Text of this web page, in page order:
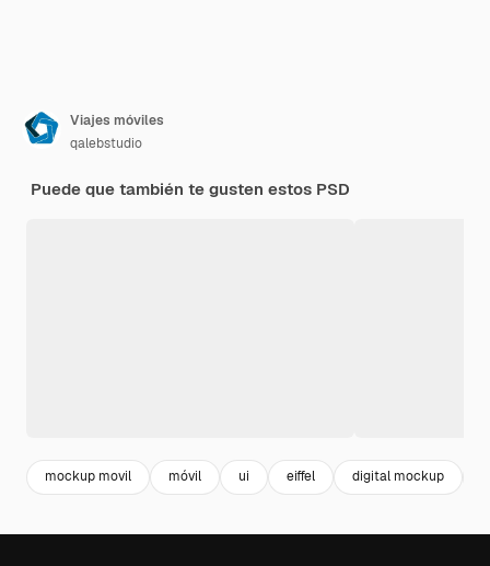
Viajes móviles
qalebstudio
Puede que también te gusten estos PSD
mockup movil móvil ui eiffel digital mockup